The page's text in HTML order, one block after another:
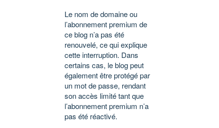
Le nom de domaine ou
l’abonnement premium de
ce blog n’a pas été
renouvelé, ce qui explique
cette interruption. Dans
certains cas, le blog peut
également être protégé par
un mot de passe, rendant
son accès limité tant que
l’abonnement premium n’a
pas été réactivé.